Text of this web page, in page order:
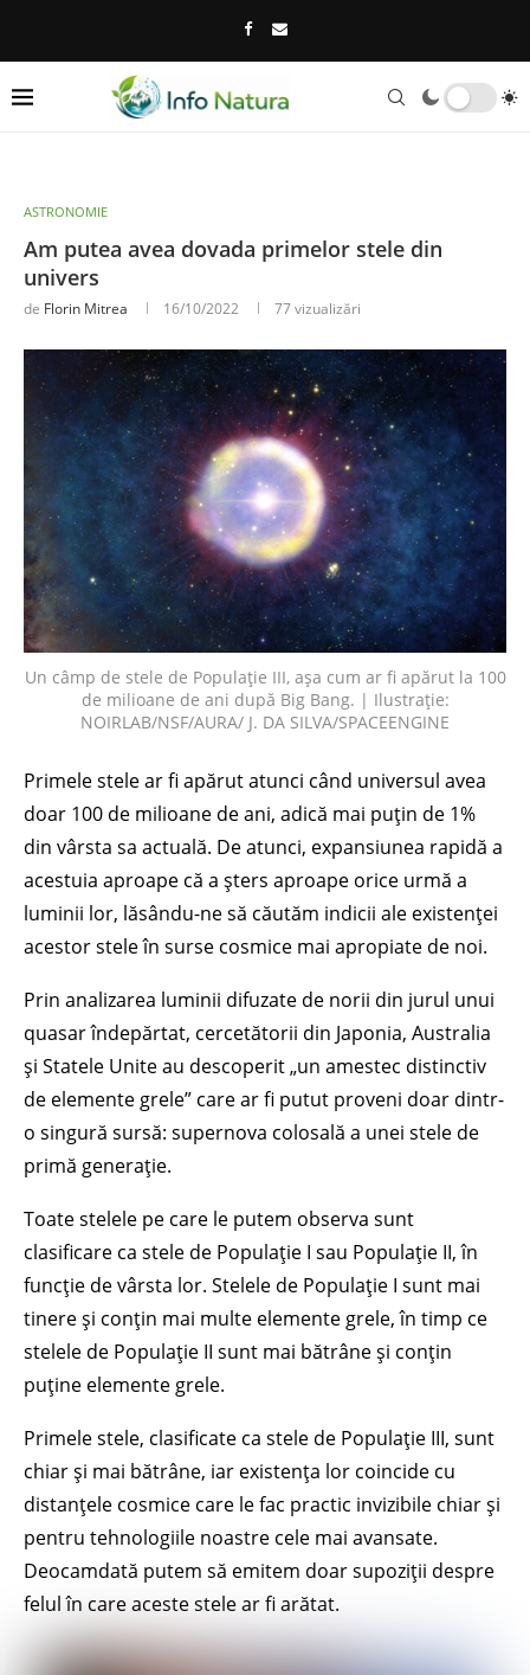
ASTRONOMIE
Am putea avea dovada primelor stele din
univers
de Florin Mitrea 16/10/2022 77vizualizări
Un câmp de stele de Populație III, așa cum ar fi apărut la 100
de milioane de ani după Big Bang. | Ilustrație:
NOIRLAB/NSF/AURA/ J. DA SILVA/SPACEENGINE
Primele stele ar fi apărut atunci când universul avea
doar 100 de milioane de ani, adică mai puțin de 1%
din vârsta sa actuală. De atunci, expansiunea rapidă a
acestuia aproape că a șters aproape orice urmă a
luminii lor, lăsându-ne să căutăm indicii ale existenței
acestor stele în surse cosmice mai apropiate de noi.
Prin analizarea luminii difuzate de norii din jurul unui
quasar îndepărtat, cercetătorii din Japonia, Australia
și Statele Unite au descoperit „un amestec distinctiv
de elemente grele” care ar fi putut proveni doar dintr-
o singură sursă: supernova colosală a unei stele de
primă generație.
Toate stelele pe care le putem observa sunt
clasificare ca stele de Populație I sau Populație II, în
funcție de vârsta lor. Stelele de Populație I sunt mai
tinere și conțin mai multe elemente grele, în timp ce
stelele de Populație II sunt mai bătrâne și conțin
puține elemente grele.
Primele stele, clasificate ca stele de Populație III, sunt
chiar și mai bătrâne, iar existența lor coincide cu
distanțele cosmice care le fac practic invizibile chiar și
pentru tehnologiile noastre cele mai avansate.
Deocamdată putem să emitem doar supoziții despre
felul în care aceste stele ar fi arătat.